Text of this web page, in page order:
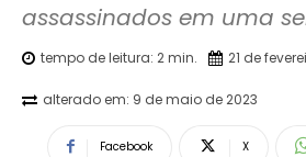
assassinados em uma
tempo de leitura: 2min. 21 de
alterado em: 9 de maio de 2023
Facebook X